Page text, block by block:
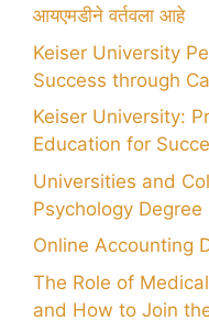
आयएमडीने वर्तवला आहे
Keiser University
Success through
Keiser University:
Education for
Universities and
Psychology Degree
Online Accounting
The Role of
and How to Join